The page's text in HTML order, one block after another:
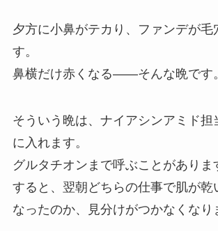
夕方に小鼻がテカり、ファンデが毛
す。
鼻横だけ赤くなる——そんな晩です。
そういう晩は、ナイアシンアミド担
に入れます。
グルタチオンまで呼ぶことがありま
すると、翌朝どちらの仕事で肌が乾
なったのか、見分けがつかなくなり